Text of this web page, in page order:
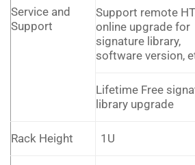
Service and
Support
Support remote
online upgrade for
signature library,
software version,
Lifetime Free
library upgrade
Rack Height 1U